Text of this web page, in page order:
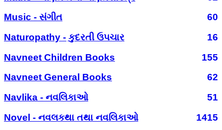
Music - સંગીત
60
Naturopathy - કુદરતી ઉપચાર
16
Navneet Children Books
155
Navneet General Books
62
Navlika - નવલિકાઓ
51
Novel - નવલકથા તથા નવલિકાઓ
1415